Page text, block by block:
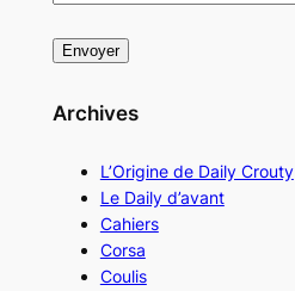
Archives
L’Origine de Daily Crouty
Le Daily d’avant
Cahiers
Corsa
Coulis